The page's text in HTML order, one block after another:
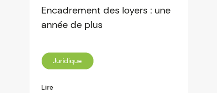
Encadrement des loyers : une
année de plus
Juridique
Lire